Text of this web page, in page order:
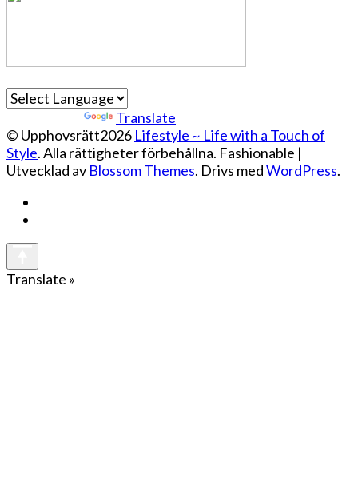
Translate
© Upphovsrätt2026 Lifestyle ~ Life with a Touch of
Style. Alla rättigheter förbehållna. Fashionable |
Utvecklad av Blossom Themes. Drivs medWordPress.
Translate »